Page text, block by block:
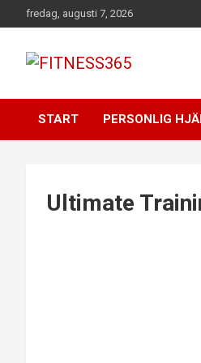
Hoppa
till
fredag, augusti 7, 2026
START PERSONLIG
Ultimate